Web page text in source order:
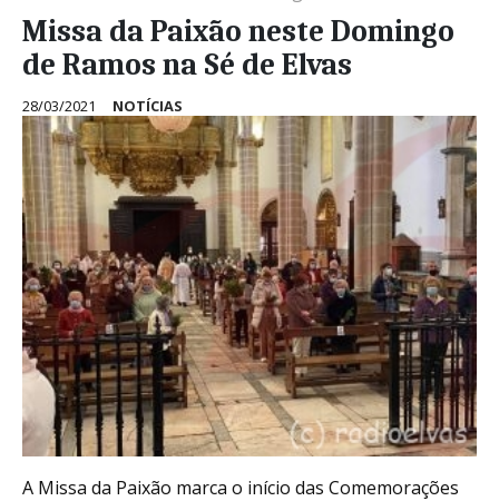
Missa da Paixão neste Domingo
de Ramos na Sé de Elvas
28/03/2021 NOTÍCIAS
A Missa da Paixão marca o início das Comemorações